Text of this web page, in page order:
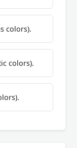
colors).
colors).